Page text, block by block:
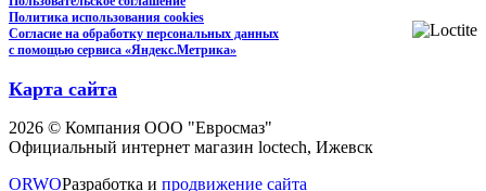
Политика использования cookies
Согласие на обработку персональных данных
с помощью сервиса «Яндекс.Метрика»
Карта сайта
2026 © Компания ООО "Евросмаз"
Официальный интернет магазин loctech, Ижевск
ORWOРазработка и продвижение сайта